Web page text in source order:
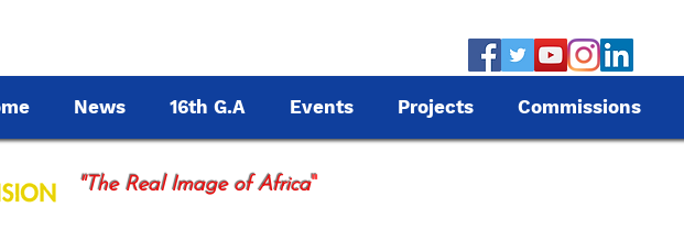
News 16th G.A Events Projects Commissions
"The Real Image of Africa"